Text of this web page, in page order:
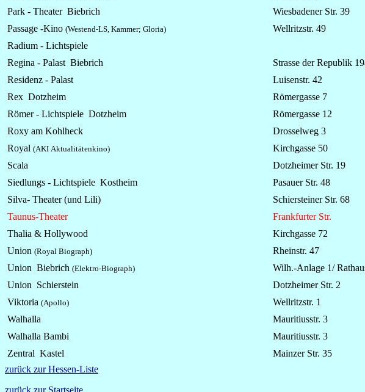
Park - Theater Biebrich
Wiesbadener Str. 39
Passage -Kino (Westend-LS, Kammer; Gloria) Wellritzstr. 49
Radium - Lichtspiele
Regina - Palast Biebrich
Strasse der Republik
Residenz - Palast
Luisenstr. 42
Rex Dotzheim
Römergasse 7
Römer - Lichtspiele Dotzheim Römergasse 12
Roxy am Kohlheck
Drosselweg 3
Royal (AKI Aktualitätenkino) Kirchgasse 50
Scala
Dotzheimer Str. 19
Siedlungs - Lichtspiele Kostheim Pasauer Str. 48
Silva- Theater (und Lili)
Schiersteiner Str. 68
Taunus-Theater
Frankfurter Str.
Thalia & Hollywood
Kirchgasse 72
Union (Royal Biograph) Rheinstr. 47
Union Biebrich (Elektro-Biograph) Wilh.-Anlage 1/
Union Schierstein
Dotzheimer Str. 2
Viktoria (Apollo) Wellritzstr. 1
Walhalla
Mauritiusstr. 3
Walhalla Bambi
Mauritiusstr. 3
Zentral Kastel
Mainzer Str. 35
zurück zur Hessen-Liste
zurück zur Startseite